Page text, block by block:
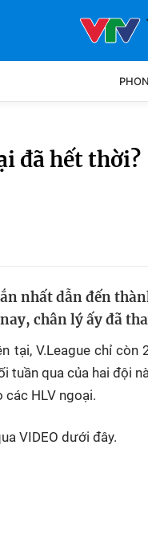
đã hết thời?
nhất dẫn đến
chân lý ấy đã
tại, V.League chỉ còn
tuần qua của hai đội
các HLV ngoại.
VIDEO dưới đây.